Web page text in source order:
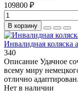
109800 ₽
В корзину
Инвалидная коляска
340
Описание Удачное
всему миру
отлично
Нет в наличии